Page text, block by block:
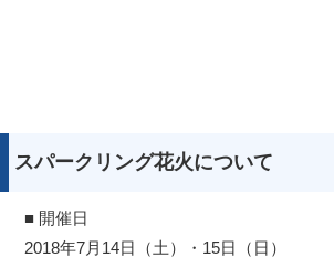
スパークリング花火について
■ 開催日
2018年7月14日（土）・15日（日）